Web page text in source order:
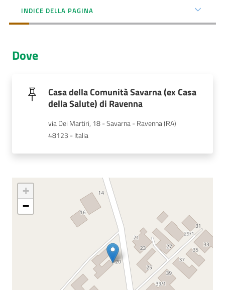
Servizi
Bandi
Concorsi
INDICE DELLA PAGINA
Dove
Casa della Comunità Savarna (ex Casa
della Salute) di Ravenna
via Dei Martiri, 18 - Savarna - Ravenna (RA)
48123 - Italia
+
−